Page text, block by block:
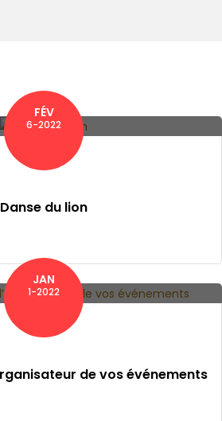
Marriott Champs-Élysées
FÉV
6-2022
Danse du lion
JAN
1-2022
de vos événements